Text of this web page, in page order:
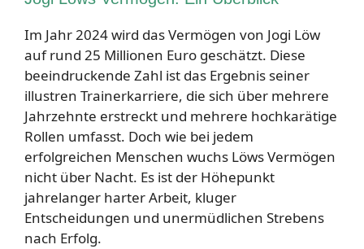
Im Jahr 2024 wird das Vermögen von Jogi Löw
auf rund 25 Millionen Euro geschätzt. Diese
beeindruckende Zahl ist das Ergebnis seiner
illustren Trainerkarriere, die sich über mehrere
Jahrzehnte erstreckt und mehrere hochkarätige
Rollen umfasst. Doch wie bei jedem
erfolgreichen Menschen wuchs Löws Vermögen
nicht über Nacht. Es ist der Höhepunkt
jahrelanger harter Arbeit, kluger
Entscheidungen und unermüdlichen Strebens
nach Erfolg.